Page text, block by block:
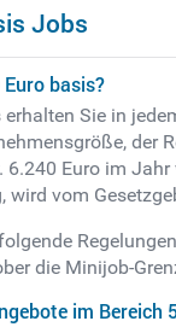
Jobs
basis?
Sie in
Euro im
wird vom
die Minijob-
im Bereich